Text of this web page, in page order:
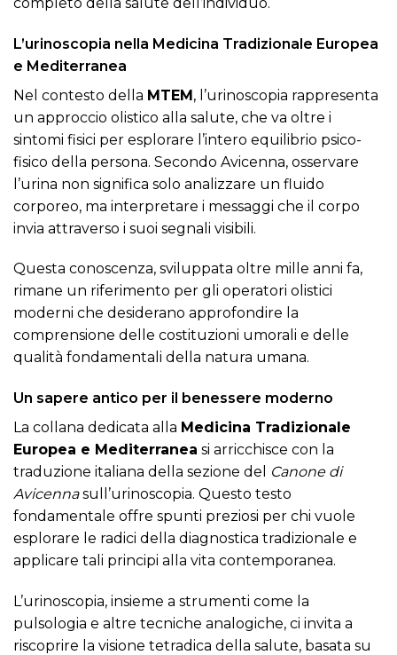
L’urinoscopia nella Medicina Tradizionale Europea
e Mediterranea
Nel contesto della MTEM, l’urinoscopia rappresenta
un approccio olistico alla salute, che va oltre i
sintomi fisici per esplorare l’intero equilibrio psico-
fisico della persona. Secondo Avicenna, osservare
l’urina non significa solo analizzare un fluido
corporeo, ma interpretare i messaggi che il corpo
invia attraverso i suoi segnali visibili.
Questa conoscenza, sviluppata oltre mille anni fa,
rimane un riferimento per gli operatori olistici
moderni che desiderano approfondire la
comprensione delle costituzioni umorali e delle
qualità fondamentali della natura umana.
Un sapere antico per il benessere moderno
La collana dedicata alla Medicina Tradizionale
Europea e Mediterranea si arricchisce con la
traduzione italiana della sezione del
Canone di
Avicennasull’urinoscopia. Questo testo
fondamentale offre spunti preziosi per chi vuole
esplorare le radici della diagnostica tradizionale e
applicare tali principi alla vita contemporanea.
L’urinoscopia, insieme a strumenti come la
pulsologia e altre tecniche analogiche, ci invita a
riscoprire la visione tetradica della salute, basata su